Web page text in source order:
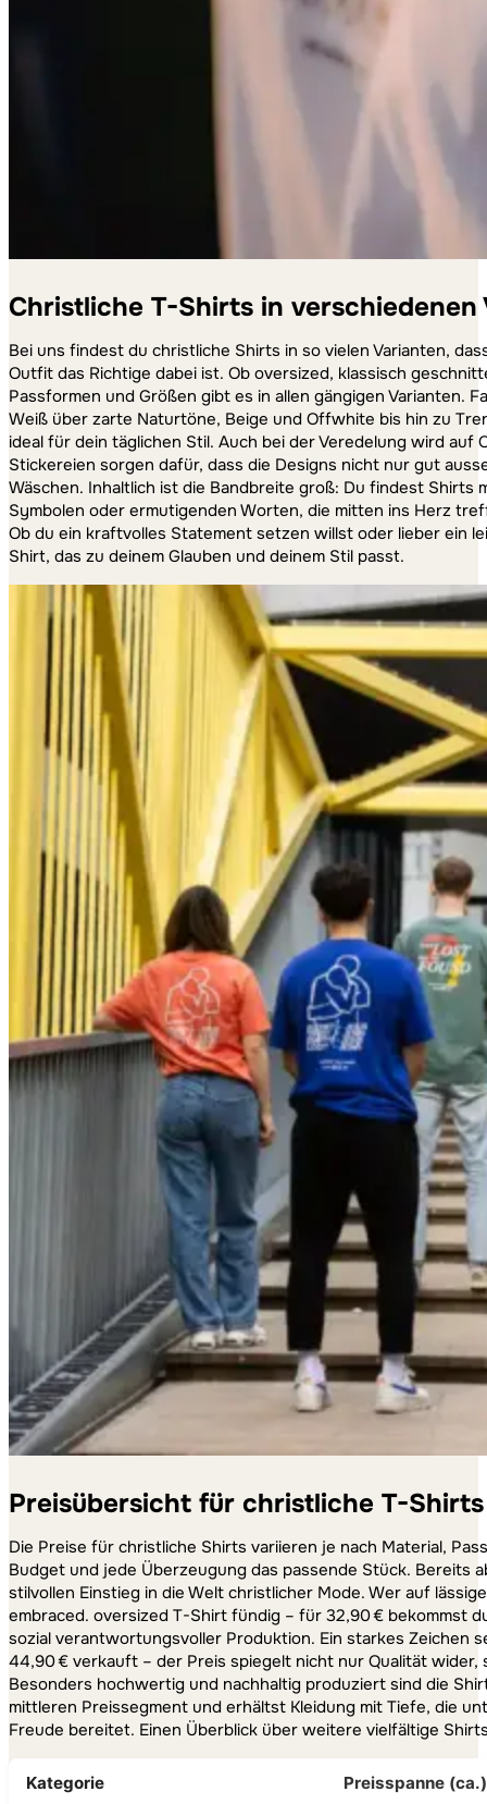
Christliche T-Shirts in verschiedenen
Bei uns findest du christliche Shirts in so vielen Varianten,
Outfit das Richtige dabei ist. Ob oversized, klassisch
Passformen und Größen gibt es in allen gängigen Varianten.
Weiß über zarte Naturtöne, Beige und Offwhite bis hin zu
ideal für dein täglichen Stil. Auch bei der Veredelung wird
Stickereien sorgen dafür, dass die Designs nicht nur gut
Wäschen. Inhaltlich ist die Bandbreite groß: Du findest Shirts
Symbolen oder ermutigenden Worten, die mitten ins Herz
Ob du ein kraftvolles Statement setzen willst oder lieber ein
Shirt, das zu deinem Glauben und deinem Stil passt.
Preisübersicht für christliche T-Shirts
Die Preise für christliche Shirts variieren je nach Material,
Budget und jede Überzeugung das passende Stück. Bereits
stilvollen Einstieg in die Welt christlicher Mode. Wer auf
embraced. oversized T-Shirt fündig – für 32,90 € bekommst
sozial verantwortungsvoller Produktion. Ein starkes Zeichen
44,90 € verkauft – der Preis spiegelt nicht nur Qualität
Besonders hochwertig und nachhaltig produziert sind die
mittleren Preissegment und erhältst Kleidung mit Tiefe, die
Freude bereitet. Einen Überblick über weitere vielfältige
Kategorie Preisspanne (ca.)